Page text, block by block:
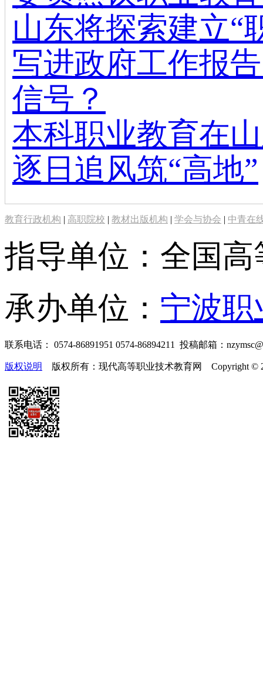
山东将探索建立“
写进政府工作报
信号？
本科职业教育在
逐日追风筑“高地”
教育行政机构 | 高职院校 | 教材出版机构 | 学会与协会 | 中青在
指导单位：全国
承办单位： 宁波
联系电话： 0574-86891951 0574-86894211 投稿邮箱：
版权说明 版权所有：现代高等职业技术教育网 Copyright ©